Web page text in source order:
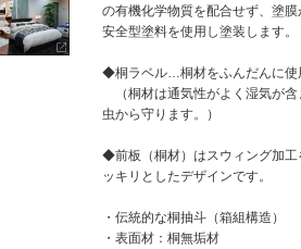
の有機化学物質を配合せず、塗
安全型塗料を使用し塗装します。
◆桐ラベル…桐材をふんだんに使
（桐材は通気性がよく湿気が
虫から守ります。）
◆前板（桐材）はスウィング加工
ッキリとしたデザインです。
・伝統的な桐抽斗（箱組構造）
・表面材：桐無垢材